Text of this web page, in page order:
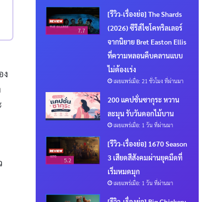
ง
7.7
[รีวิว-เรื่องย่อ] The Shards
(2026) ซีรีส์ไซโคทริลเลอร์
จากนิยาย Bret Easton Ellis
ที่ความหลอนคืบคลานแบบ
ไม่ต้องเร่ง
เผยแพร่เมื่อ: 21 ชั่วโมง ที่ผ่านมา
200 แคปชั่นซากุระ หวาน
ละมุน รับวันดอกไม้บาน
เผยแพร่เมื่อ: 1 วัน ที่ผ่านมา
5.2
[รีวิว-เรื่องย่อ] 1670 Season
3 เสียดสีสังคมผ่านยุคมืดที่
เริ่มหมดมุก
เผยแพร่เมื่อ: 1 วัน ที่ผ่านมา